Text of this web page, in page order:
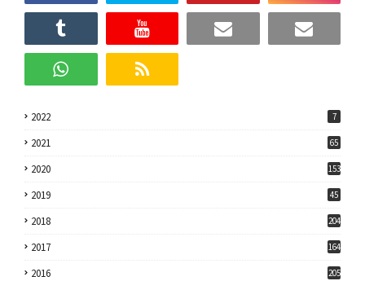
2022 7
2021 65
2020 153
2019 45
2018 204
2017 164
2016 205